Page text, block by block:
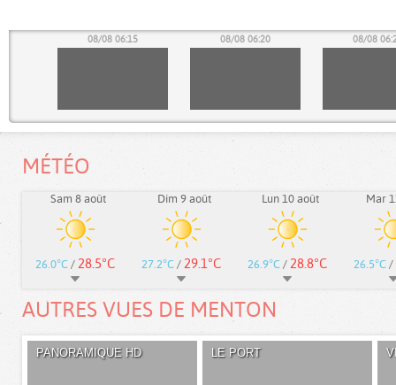
08/08 06:15 08/08 06:20 08/08
MÉTÉO
Sam 8 août
26.0°C / 28.5°C
Dim 9 août
27.2°C / 29.1°C
Lun 10 août
26.9°C / 28.8°C
Mar
26.5°C /
AUTRES VUES DE MENTON
PANORAMIQUE HD LE PORT